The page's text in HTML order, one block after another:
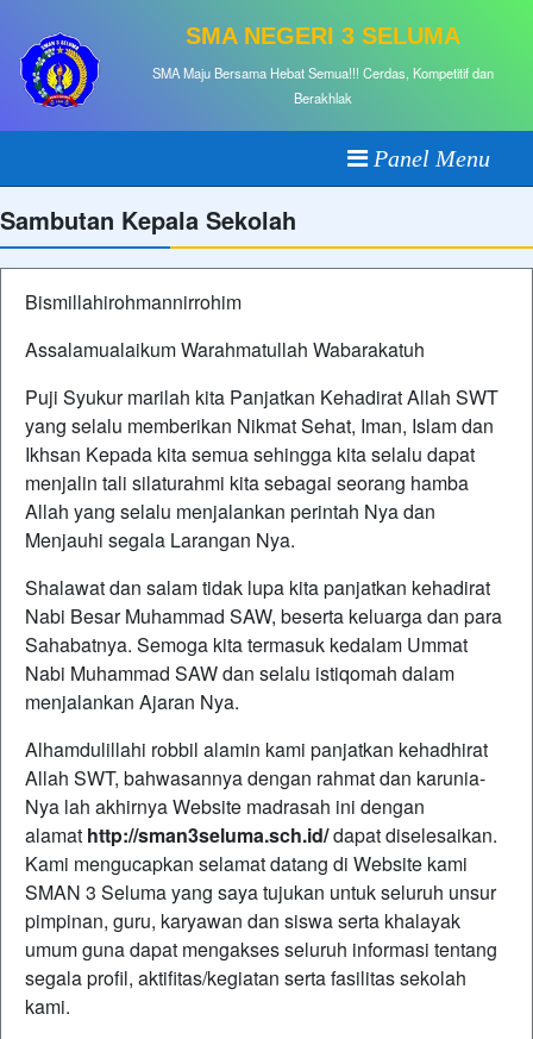
SMA NEGERI 3 SELUMA
SMA Maju Bersama Hebat Semua!!! Cerdas, Kompetitif dan
Berakhlak
Panel Menu
Sambutan Kepala Sekolah
Bismillahirohmannirrohim
Assalamualaikum Warahmatullah Wabarakatuh
Puji Syukur marilah kita Panjatkan Kehadirat Allah SWT
yang selalu memberikan Nikmat Sehat, Iman, Islam dan
Ikhsan Kepada kita semua sehingga kita selalu dapat
menjalin tali silaturahmi kita sebagai seorang hamba
Allah yang selalu menjalankan perintah Nya dan
Menjauhi segala Larangan Nya.
Shalawat dan salam tidak lupa kita panjatkan kehadirat
Nabi Besar Muhammad SAW, beserta keluarga dan para
Sahabatnya. Semoga kita termasuk kedalam Ummat
Nabi Muhammad SAW dan selalu istiqomah dalam
menjalankan Ajaran Nya.
Alhamdulillahi robbil alamin kami panjatkan kehadhirat
Allah SWT, bahwasannya dengan rahmat dan karunia-
Nya lah akhirnya Website madrasah ini dengan
alamat http://sman3seluma.sch.id/dapat diselesaikan.
Kami mengucapkan selamat datang di Website kami
SMAN 3 Seluma yang saya tujukan untuk seluruh unsur
pimpinan, guru, karyawan dan siswa serta khalayak
umum guna dapat mengakses seluruh informasi tentang
segala profil, aktifitas/kegiatan serta fasilitas sekolah
kami.